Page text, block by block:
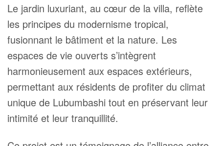
Le jardin luxuriant, au cœur de la villa, reflète
les principes du modernisme tropical,
fusionnant le bâtiment et la nature. Les
espaces de vie ouverts s’intègrent
harmonieusement aux espaces extérieurs,
permettant aux résidents de profiter du climat
unique de Lubumbashi tout en préservant leur
intimité et leur tranquillité.